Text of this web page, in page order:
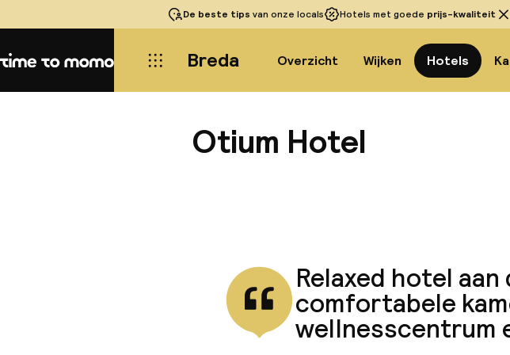
De beste tips van onze locals Hotels met goede prijs-kwaliteit
Home Breda Overzicht Wijken Hotels
Otium Hotel
Relaxed hotel
comfortabele
wellnesscentrum